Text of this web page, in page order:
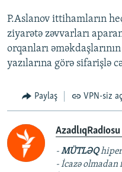
P.Aslanov ittihamların
ziyarətə zəvvarları
orqanları
yazılarına görə sifarişlə
Paylaş VPN-siz
-MÜTLƏQ
- İcazə olmadan